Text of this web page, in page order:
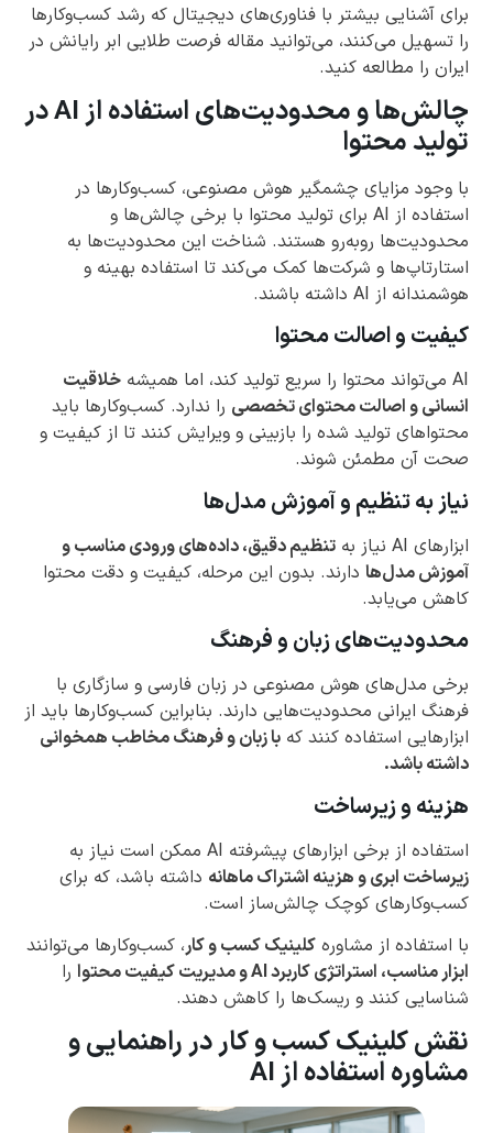
برای آشنایی بیشتر با فناوری‌های دیجیتال که رشد کسب‌وکارها
را تسهیل می‌کنند، می‌توانید مقاله فرصت طلایی ابر رایانش در
ایران را مطالعه کنید.
چالش‌ها و محدودیت‌های استفاده از AI در
تولید محتوا
با وجود مزایای چشمگیر هوش مصنوعی، کسب‌وکارها در
استفاده از AI برای تولید محتوا با برخی چالش‌ها و
محدودیت‌ها روبه‌رو هستند. شناخت این محدودیت‌ها به
استارتاپ‌ها و شرکت‌ها کمک می‌کند تا استفاده بهینه و
هوشمندانه از AI داشته باشند.
کیفیت و اصالت محتوا
AI می‌تواند محتوا را سریع تولید کند، اما همیشه
خلاقیت
انسانی و اصالت محتوای تخصصی را ندارد. کسب‌وکارها باید
محتواهای تولید شده را بازبینی و ویرایش کنند تا از کیفیت و
صحت آن مطمئن شوند.
نیاز به تنظیم و آموزش مدل‌ها
ابزارهای AI نیاز به
تنظیم دقیق، داده‌های ورودی مناسب و
آموزش مدل‌ها دارند. بدون این مرحله، کیفیت و دقت محتوا
کاهش می‌یابد.
محدودیت‌های زبان و فرهنگ
برخی مدل‌های هوش مصنوعی در زبان فارسی و سازگاری با
فرهنگ ایرانی محدودیت‌هایی دارند. بنابراین کسب‌وکارها باید از
ابزارهایی استفاده کنند که با زبان و فرهنگ مخاطب همخوانی
داشته باشد.
هزینه و زیرساخت
استفاده از برخی ابزارهای پیشرفته AI ممکن است نیاز به
زیرساخت ابری و هزینه اشتراک ماهانه داشته باشد، که برای
کسب‌وکارهای کوچک چالش‌ساز است.
با استفاده از مشاوره کلینیک کسب و کار، کسب‌وکارها می‌توانند
ابزار مناسب، استراتژی کاربرد AI و مدیریت کیفیت محتوا
را
شناسایی کنند و ریسک‌ها را کاهش دهند.
نقش کلینیک کسب و کار در راهنمایی و
مشاوره استفاده از AI